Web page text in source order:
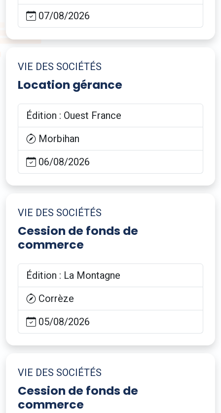
07/08/2026
VIE DES SOCIÉTÉS
Location gérance
Édition : Ouest France
Morbihan
06/08/2026
VIE DES SOCIÉTÉS
Cession de fonds de
commerce
Édition : La Montagne
Corrèze
05/08/2026
VIE DES SOCIÉTÉS
Cession de fonds de
commerce